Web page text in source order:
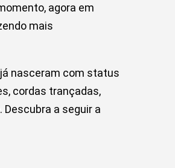
agora em
mais
nasceram com status
cordas trançadas,
a seguir a